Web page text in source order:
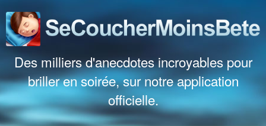
Des milliers d'anecdotes incroyables pour
briller en soirée, sur notre application
officielle.